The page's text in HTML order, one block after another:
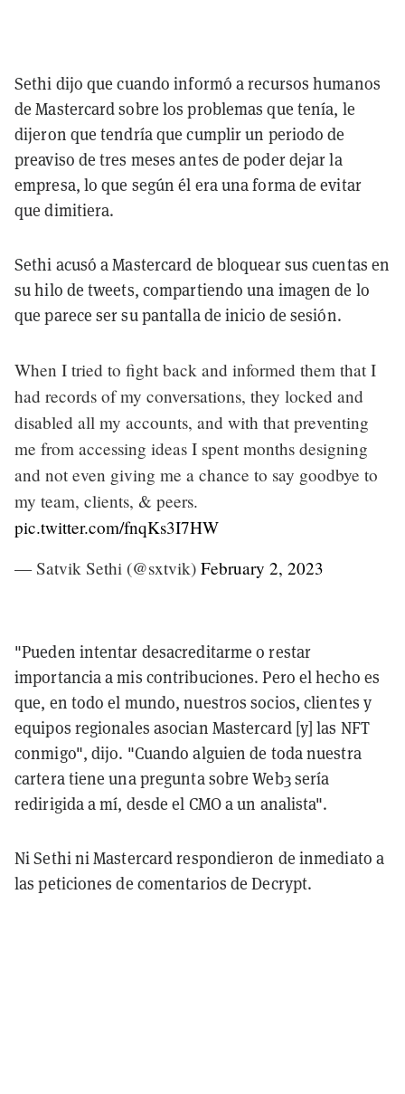
Sethi dijo que cuando informó a recursos humanos
de Mastercard sobre los problemas que tenía, le
dijeron que tendría que cumplir un periodo de
preaviso de tres meses antes de poder dejar la
empresa, lo que según él era una forma de evitar
que dimitiera.
Sethi acusó a Mastercard de bloquear sus cuentas en
su hilo de tweets, compartiendo una imagen de lo
que parece ser su pantalla de inicio de sesión.
When I tried to fight back and informed them that I
had records of my conversations, they locked and
disabled all my accounts, and with that preventing
me from accessing ideas I spent months designing
and not even giving me a chance to say goodbye to
my team, clients, & peers.
pic.twitter.com/fnqKs3I7HW
— Satvik Sethi (@sxtvik) February 2, 2023
"Pueden intentar desacreditarme o restar
importancia a mis contribuciones. Pero el hecho es
que, en todo el mundo, nuestros socios, clientes y
equipos regionales asocian Mastercard [y] las NFT
conmigo", dijo. "Cuando alguien de toda nuestra
cartera tiene una pregunta sobre Web3 sería
redirigida a mí, desde el CMO a un analista".
Ni Sethi ni Mastercard respondieron de inmediato a
las peticiones de comentarios de Decrypt.